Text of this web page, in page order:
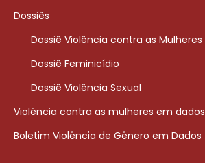
Dossiês
Dossiê Violência contra as Mulheres
Dossiê Feminicídio
Dossiê Violência Sexual
Violência contra as mulheres em dados
Boletim Violência de Gênero em Dados